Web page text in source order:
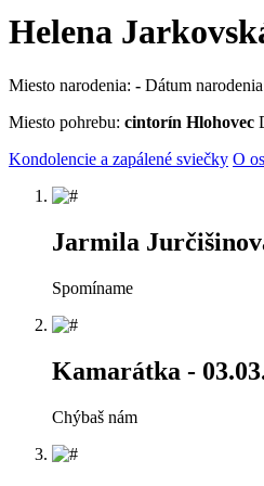
Helena
Miesto narodenia: - Dátum
Miesto pohrebu: cintorín Hlohovec
Kondolencie a zapálené sviečky O
Jarmila
Spomíname
Kamarátka -
Chýbaš nám